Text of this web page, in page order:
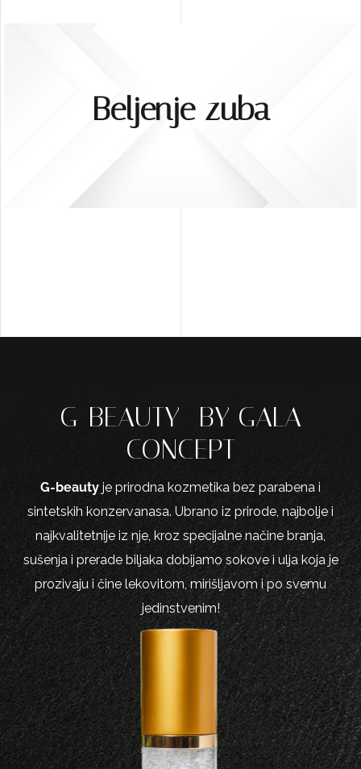
Beljenje zuba
G-BEAUTY -BY GALA
CONCEPT
G-beauty je prirodna kozmetika bez parabena i
sintetskih konzervanasa. Ubrano iz prirode, najbolje i
najkvalitetnije iz nje, kroz specijalne načine branja,
sušenja i prerade biljaka dobijamo sokove i ulja koja je
prozivaju i čine lekovitom, mirišljavom i po svemu
jedinstvenim!